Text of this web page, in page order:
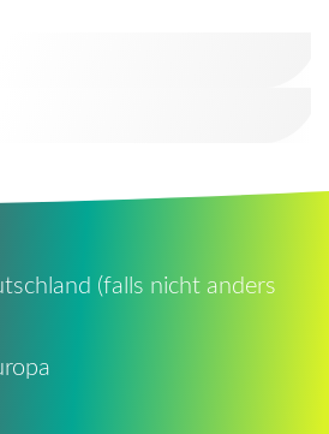
(falls nicht anders